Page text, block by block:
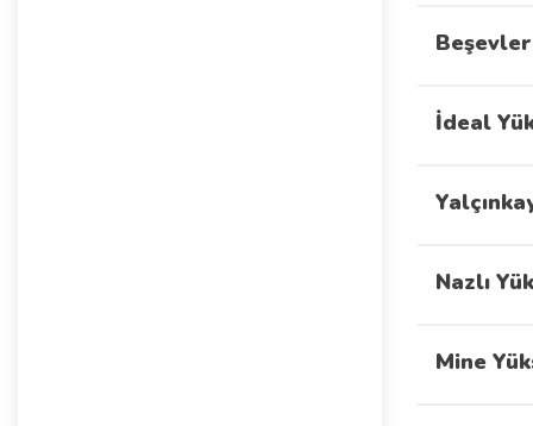
İdeal
Nazlı
Mine